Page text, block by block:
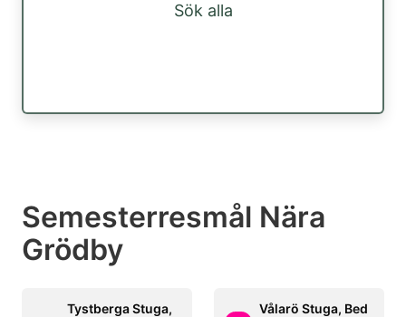
Sök alla
Semesterresmål Nära
Grödby
Tystberga Stuga,
Vålarö Stuga, Bed